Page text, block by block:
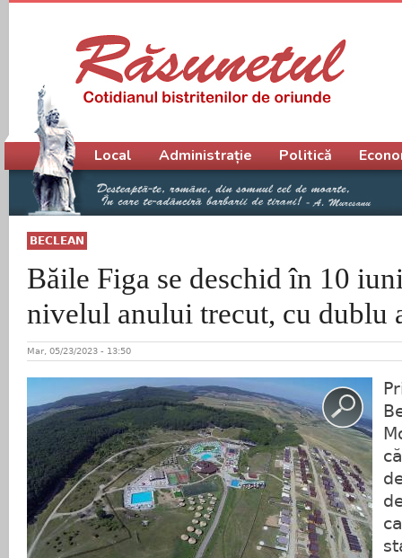
BECLEAN
Băile Figa se deschid în 10
nivelul anului trecut, cu dublu
Mar, 05/23/2023 - 13:50
Meniu principal
Local Administrație Politică